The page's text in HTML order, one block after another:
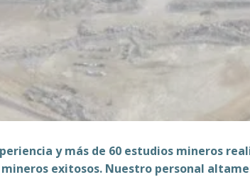
y más de 60 estudios mineros
exitosos. Nuestro personal